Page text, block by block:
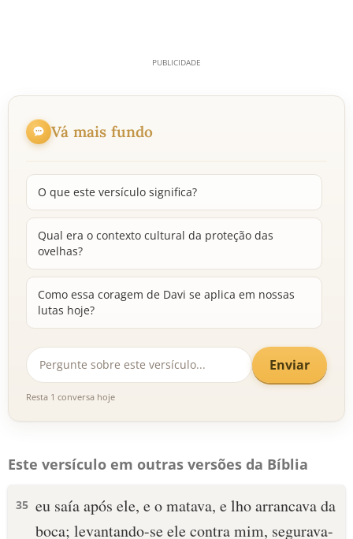
Vá mais fundo
O que este versículo significa?
Qual era o contexto cultural da proteção das
ovelhas?
Como essa coragem de Davi se aplica em nossas
lutas hoje?
Enviar
Resta 1 conversa hoje
Este versículo em outras versões da Bíblia
35 eu saía após ele, e o matava, e lho arrancava da
boca; levantando-se ele contra mim, segurava-